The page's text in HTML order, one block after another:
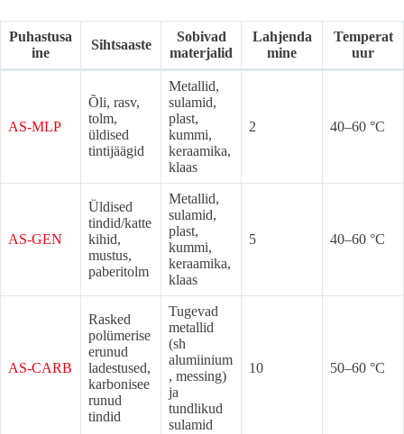
Puhastusa
ine
Sihtsaaste
Sobivad
materjalid
Lahjenda
mine
Temperat
uur
AS-MLP
Õli, rasv,
tolm,
üldised
tintijäägid
Metallid,
sulamid,
plast,
kummi,
keraamika,
klaas
2 40–60 °C
AS-GEN
Üldised
tindid/katte
kihid,
mustus,
paberitolm
Metallid,
sulamid,
plast,
kummi,
keraamika,
klaas
5 40–60 °C
AS-CARB
Rasked
polümerise
erunud
ladestused,
karbonisee
runud
tindid
Tugevad
metallid
(sh
alumiinium
, messing)
ja
tundlikud
sulamid
10 50–60 °C